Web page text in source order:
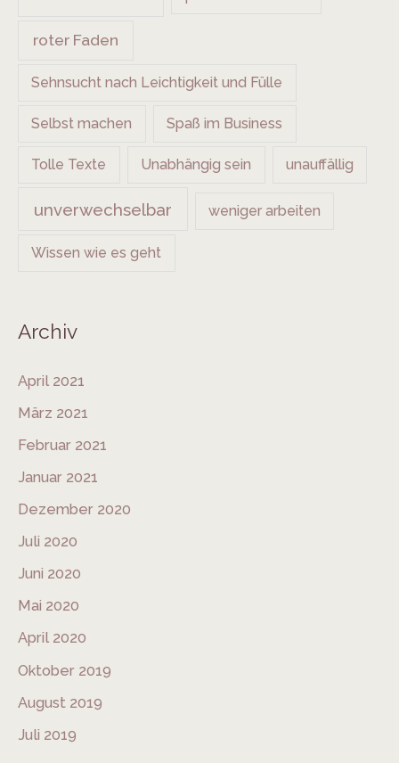
roter Faden
Sehnsucht nach Leichtigkeit und Fülle
Selbst machen Spaß im Business
Tolle Texte Unabhängig sein unauffällig
unverwechselbar weniger arbeiten
Wissen wie es geht
Archiv
April 2021
März 2021
Februar 2021
Januar 2021
Dezember 2020
Juli 2020
Juni 2020
Mai 2020
April 2020
Oktober 2019
August 2019
Juli 2019